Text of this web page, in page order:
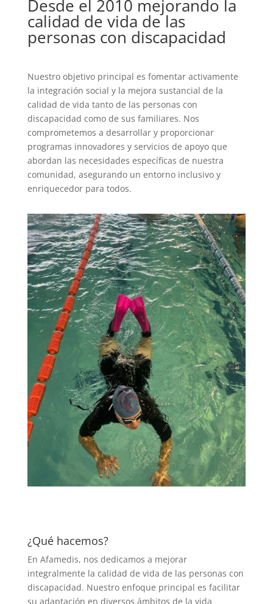
saber-nadar-si-no-
fin-de-semana.mp4
Desde el 2010 mejorando la
calidad de vida de las
personas con discapacidad
Nuestro objetivo principal es fomentar activamente
la integración social y la mejora sustancial de la
calidad de vida tanto de las personas con
discapacidad como de sus familiares. Nos
comprometemos a desarrollar y proporcionar
programas innovadores y servicios de apoyo que
abordan las necesidades específicas de nuestra
comunidad, asegurando un entorno inclusivo y
enriquecedor para todos.
¿Qué hacemos?
En Afamedis, nos dedicamos a mejorar
integralmente la calidad de vida de las personas con
discapacidad. Nuestro enfoque principal es facilitar
su adaptación en diversos ámbitos de la vida